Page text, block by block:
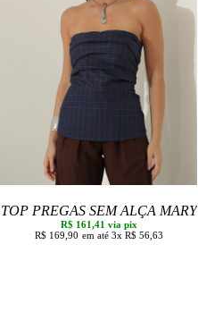
TOP PREGAS SEM ALÇA MARY
R$ 161,41 via pix
R$ 169,90
3x R$ 56,63